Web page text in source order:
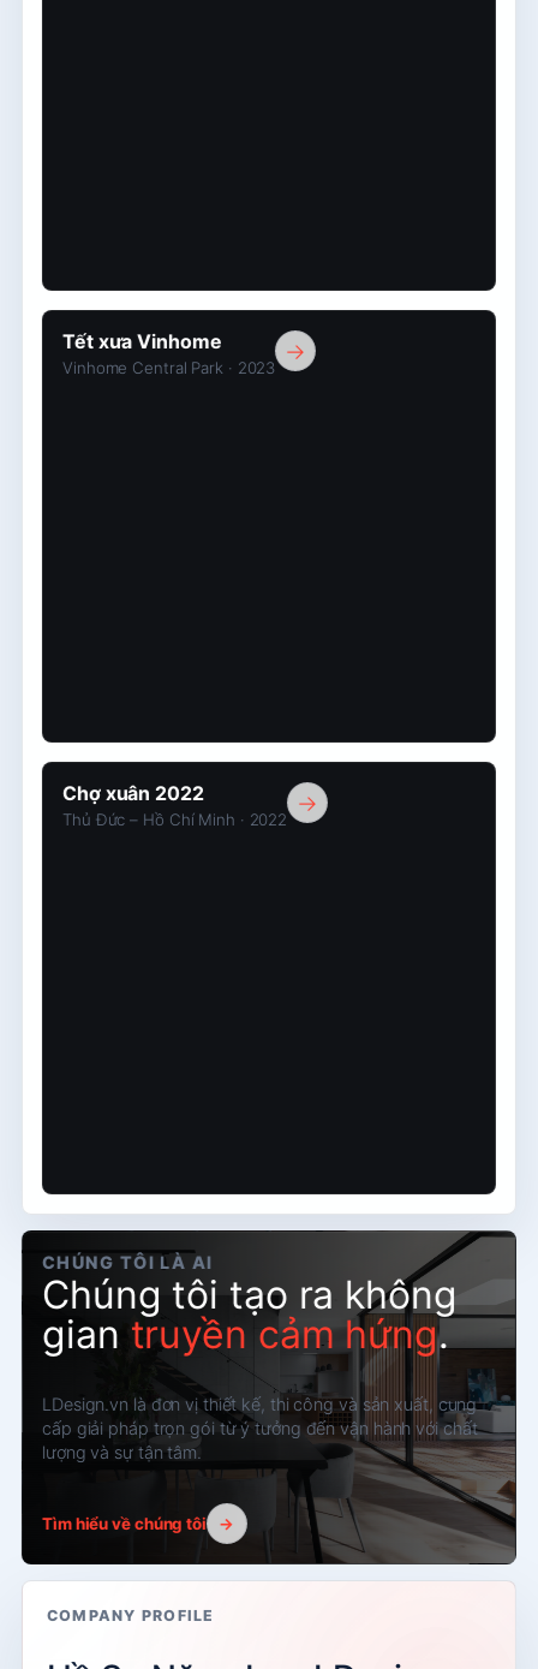
Tết
xưa
Tết xưa Vinhome
Vinhome Central Park · 2023
→
Chợ
xuân
Chợ xuân 2022
Thủ Đức – Hồ Chí Minh · 2022
→
CHÚNG TÔI LÀ AI
Chúng tôi tạo ra không
gian truyền cảm hứng.
LDesign.vn là đơn vị thiết kế, thi công và sản xuất, cung
cấp giải pháp trọn gói từ ý tưởng đến vận hành với chất
lượng và sự tận tâm.
Tìm hiểu về chúng tôi →
COMPANY PROFILE